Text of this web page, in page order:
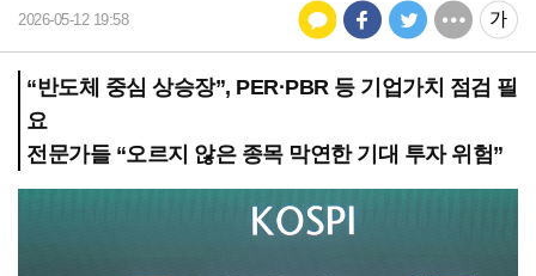
2026-05-12 19:58
“반도체 중심 상승장”, PER·PBR 등 기업가치 점검 필
요
전문가들 “오르지 않은 종목 막연한 기대 투자 위험”